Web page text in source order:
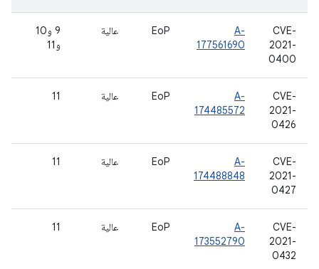
CVE-
2021-
0400
A-
177561690
EoP عالية
9 و10
و11
CVE-
2021-
0426
A-
174485572
EoP عالية 11
CVE-
2021-
0427
A-
174488848
EoP عالية 11
CVE-
2021-
0432
A-
173552790
EoP عالية 11